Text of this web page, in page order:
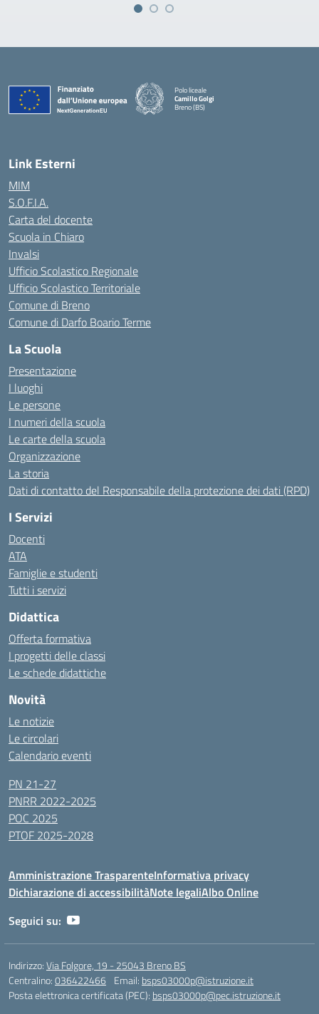
Polo liceale
Camillo Golgi
Breno (BS)
Link Esterni
MIM
S.O.F.I.A.
Carta del docente
Scuola in Chiaro
Invalsi
Ufficio Scolastico Regionale
Ufficio Scolastico Territoriale
Comune di Breno
Comune di Darfo Boario Terme
La Scuola
Presentazione
I luoghi
Le persone
I numeri della scuola
Le carte della scuola
Organizzazione
La storia
Dati di contatto del Responsabile della protezione dei dati (RPD)
I Servizi
Docenti
ATA
Famiglie e studenti
Tutti i servizi
Didattica
Offerta formativa
I progetti delle classi
Le schede didattiche
Novità
Le notizie
Le circolari
Calendario eventi
PN 21-27
PNRR 2022-2025
POC 2025
PTOF 2025-2028
Amministrazione TrasparenteInformativa privacy
Dichiarazione di accessibilitàNote legaliAlbo Online
Seguici su:
Indirizzo:Via Folgore, 19 - 25043 Breno BS
Centralino:036422466 Email: bsps03000p@istruzione.it
Posta elettronica certificata (PEC): bsps03000p@pec.istruzione.it